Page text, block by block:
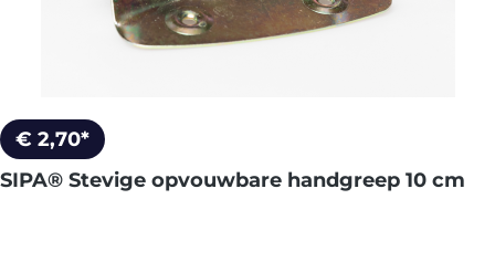
€ 2,70*
SIPA® Stevige opvouwbare handgreep 10 cm